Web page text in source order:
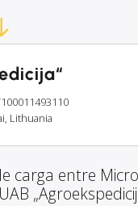
Lithuania
carga entre